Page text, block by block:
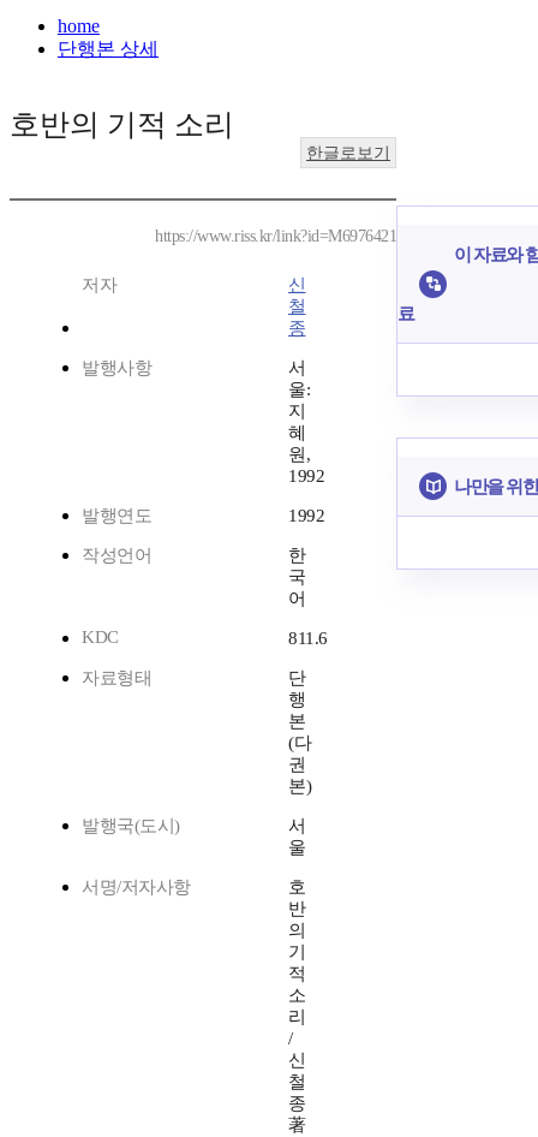
home
단행본 상세
호반의 기적 소리
한글로보기
https://www.riss.kr/link?id=M6976421
저자
신
철
종
발행사항
서
울:
지
혜
원,
1992
발행연도 1992
작성언어
한
국
어
KDC
811.6
자료형태
단
행
본
(다
권
본)
발행국(도시)
서
울
서명/저자사항
호
반
의
기
적
소
리
/
신
철
종
著
이 자료와
료
나만을 위